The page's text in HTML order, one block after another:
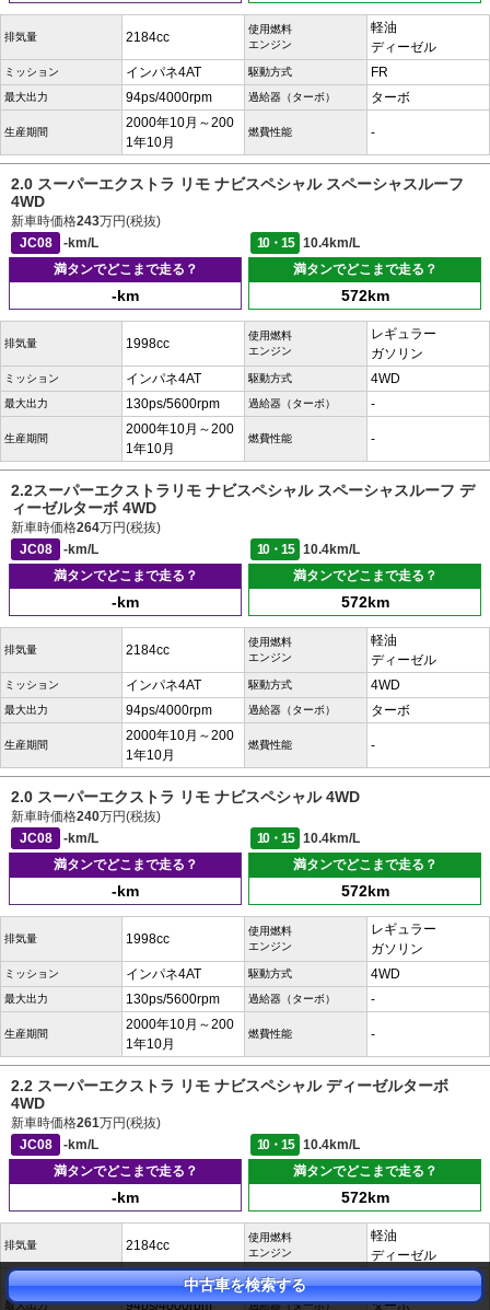
排気量 2184cc
使用燃料
エンジン
軽油
ディーゼル
ミッション インパネ4AT 駆動方式 FR
最大出力 94ps/4000rpm 過給器（ターボ） ターボ
生産期間
2000年10月～200
1年10月
燃費性能 -
2.0 スーパーエクストラ リモ ナビスペシャル スペーシャスルーフ
4WD
新車時価格243万円(税抜)
JC08
-km/L 10・15
10.4km/L
満タンでどこまで走る？
-km
満タンでどこまで走る？
572km
排気量 1998cc
使用燃料
エンジン
レギュラー
ガソリン
ミッション インパネ4AT 駆動方式 4WD
最大出力 130ps/5600rpm 過給器（ターボ） -
生産期間
2000年10月～200
1年10月
燃費性能 -
2.2スーパーエクストラリモ ナビスペシャル スペーシャスルーフ デ
ィーゼルターボ 4WD
新車時価格264万円(税抜)
JC08
-km/L 10・15
10.4km/L
満タンでどこまで走る？
-km
満タンでどこまで走る？
572km
排気量 2184cc
使用燃料
エンジン
軽油
ディーゼル
ミッション インパネ4AT 駆動方式 4WD
最大出力 94ps/4000rpm 過給器（ターボ） ターボ
生産期間
2000年10月～200
1年10月
燃費性能 -
2.0 スーパーエクストラ リモ ナビスペシャル 4WD
新車時価格240万円(税抜)
JC08
-km/L 10・15
10.4km/L
満タンでどこまで走る？
-km
満タンでどこまで走る？
572km
排気量 1998cc
使用燃料
エンジン
レギュラー
ガソリン
ミッション インパネ4AT 駆動方式 4WD
最大出力 130ps/5600rpm 過給器（ターボ） -
生産期間
2000年10月～200
1年10月
燃費性能 -
2.2 スーパーエクストラ リモ ナビスペシャル ディーゼルターボ
4WD
新車時価格261万円(税抜)
JC08
-km/L 10・15
10.4km/L
満タンでどこまで走る？
-km
満タンでどこまで走る？
572km
排気量 2184cc
使用燃料
エンジン
軽油
ディーゼル
ミッション インパネ4AT 駆動方式 4WD
最大出力 94ps/4000rpm 過給器（ターボ） ターボ
中古車を検索する